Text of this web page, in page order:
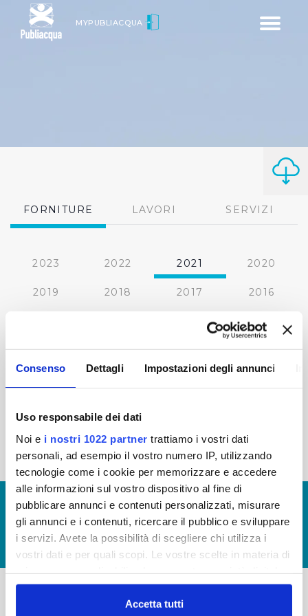
Consenso Dettagli Impostazioni degli annunci
Uso responsabile dei dati
Noi e i nostri 1022 partner trattiamo i vostri dati
personali, ad esempio il vostro numero IP, utilizzando
tecnologie come i cookie per memorizzare e accedere
alle informazioni sul vostro dispositivo al fine di
pubblicare annunci e contenuti personalizzati, misurare
gli annunci e i contenuti, ricercare il pubblico e sviluppare
i servizi. Avete la possibilità di scegliere chi utilizza i
vostri dati e per quali scopi. Le vostre scelte in materia di
in cui avete effettuato le vostre scelte. È possibile
modificare o revocare il proprio consenso in qualsiasi
Accetta tutti
Toggle
MYPUBLIACQUA
FORNITURE LAVORI SERVIZI
2023 2022 2021 2020
2019 2018 2017 2016
2012
2011 2010 2009 2008
« prima ‹ precedente 4
© Copyright 2017 - 2026
GLOSSARIO
GIUDICA IL SERVIZIO
LAVORA CON NOI